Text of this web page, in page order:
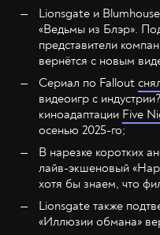
Lionsgate и
«Ведьмы из Блэр».
представители
вернётся с новым
Сериал по Fallout
видеоигр с
киноадаптации Five
осенью 2025-го;
В нарезке коротких
лайв-экшеновый
хотя бы знаем, что
Lionsgate также
«Иллюзии обмана»